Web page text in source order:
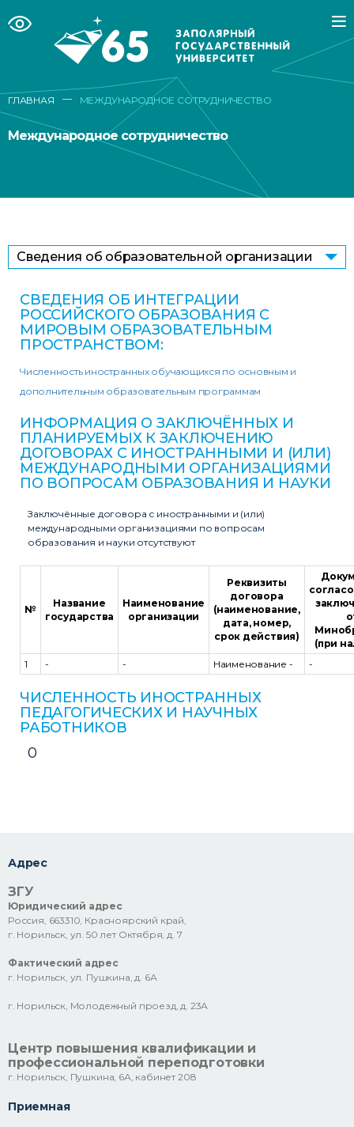
ГЛАВНАЯ — МЕЖДУНАРОДНОЕ СОТРУДНИЧЕСТВО
Международное сотрудничество
Сведения об образовательной организации
СВЕДЕНИЯ ОБ ИНТЕГРАЦИИ
РОССИЙСКОГО ОБРАЗОВАНИЯ С
МИРОВЫМ ОБРАЗОВАТЕЛЬНЫМ
ПРОСТРАНСТВОМ:
Численность иностранных обучающихся по основным и
дополнительным образовательным программам
ИНФОРМАЦИЯ О ЗАКЛЮЧЁННЫХ И
ПЛАНИРУЕМЫХ К ЗАКЛЮЧЕНИЮ
ДОГОВОРАХ С ИНОСТРАННЫМИ И (ИЛИ)
МЕЖДУНАРОДНЫМИ ОРГАНИЗАЦИЯМИ
ПО ВОПРОСАМ ОБРАЗОВАНИЯ И НАУКИ
Заключённые договора с иностранными и (или)
международными организациями по вопросам
образования и науки отсутствуют
№
Название
государства
Наименование
организации
Реквизиты
договора
(наименование,
дата, номер,
срок действия)
(при
1
- - Наименование - -
ЧИСЛЕННОСТЬ ИНОСТРАННЫХ
ПЕДАГОГИЧЕСКИХ И НАУЧНЫХ
РАБОТНИКОВ
0
Адрес
ЗГУ
Юридический адрес
Россия, 663310, Красноярский край,
г. Норильск, ул. 50 лет Октября, д. 7
Фактический адрес
г. Норильск, ул. Пушкина, д. 6А
г. Норильск, Молодежный проезд, д. 23А
Центр повышения квалификации и
профессиональной переподготовки
г. Норильск, Пушкина, 6А, кабинет 208
Приемная